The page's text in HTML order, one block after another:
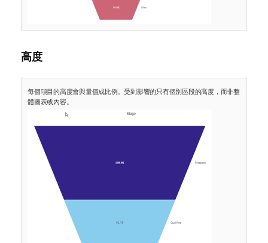
高度
每個項目的高度會與量值成比例。受到影響的只有個別區段的高度，而非整
體圖表或內容。